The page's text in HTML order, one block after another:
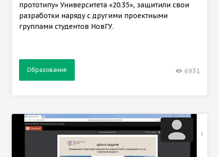
прототипу» Университета «20.35», защитили свои
разработки наряду с другими проектными
группами студентов НовГУ.
Образование 6931